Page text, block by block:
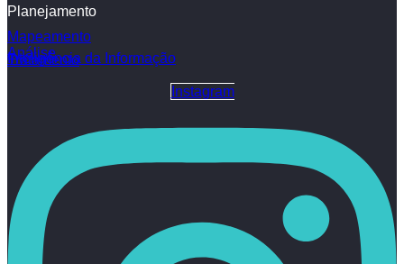
Planejamento
Mapeamento
Análise
Tratamento
Inteligência da Informação
Instagram